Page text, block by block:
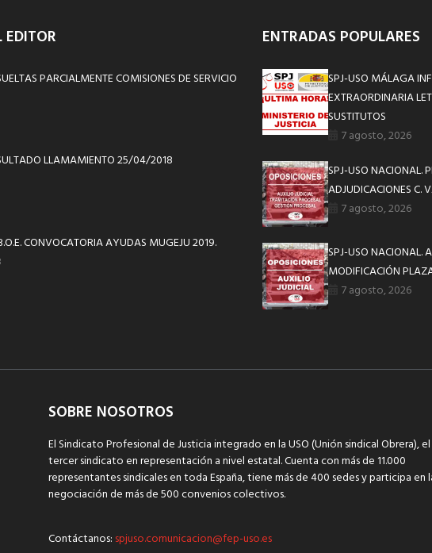
EDITOR
PARCIALMENTE COMISIONES DE SERVICIO
LLAMAMIENTO 25/04/2018
CONVOCATORIA AYUDAS MUGEJU 2019.
ENTRADAS POPULARES
SPJ-USO MÁLAGA
EXTRAORDINARIA
SUSTITUTOS
7 agosto, 2026
SPJ-USO NACIONAL.
ADJUDICACIONES C.
7 agosto, 2026
SPJ-USO NACIONAL.
MODIFICACIÓN
7 agosto, 2026
SOBRE NOSOTROS
El Sindicato Profesional de Justicia integrado en la USO (Unión sindical Obrera), el
tercer sindicato en representación a nivel estatal. Cuenta con más de 11.000
representantes sindicales en toda España, tiene más de 400 sedes y participa en
negociación de más de 500 convenios colectivos.
Contáctanos: spjuso.comunicacion@fep-uso.es